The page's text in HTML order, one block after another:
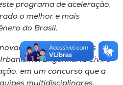
programa de aceleração,
o melhor e mais
do Brasil.
deverá reunir os
Engenharia Civil e
em um concurso que a
multidisciplinares,